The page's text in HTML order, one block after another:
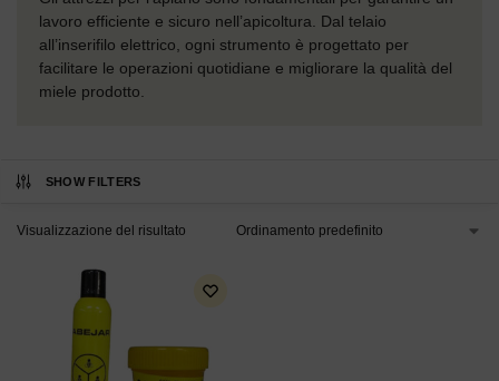
lavoro efficiente e sicuro nell’apicoltura. Dal telaio
all’inserifilo elettrico, ogni strumento è progettato per
facilitare le operazioni quotidiane e migliorare la qualità del
miele prodotto.
SHOW FILTERS
Visualizzazione del risultato